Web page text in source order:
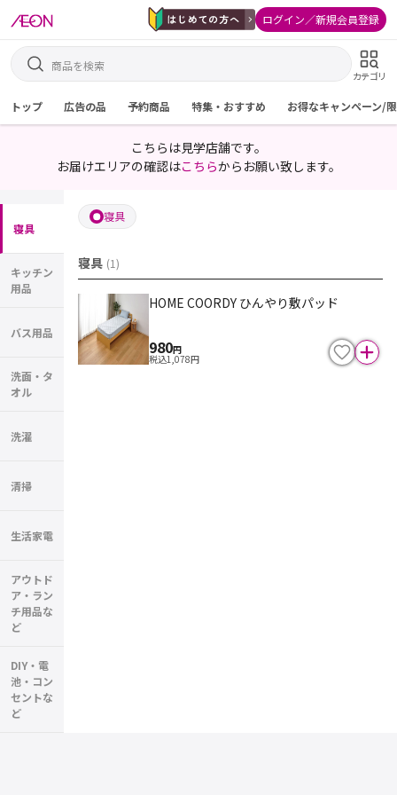
ログイン／新規会員登録
カテゴリ
トップ 広告の品 予約商品 特集・おすすめ お得なキャンペーン/
こちらは見学店舗です。
お届けエリアの確認はこちらからお願い致します。
寝具
キッチン
用品
バス用品
洗面・タ
オル
洗濯
清掃
生活家電
アウトド
ア・ラン
チ用品な
ど
DIY・電
池・コン
セントな
ど
寝具
寝具 (1)
HOME COORDY ひんやり敷パッド
980円
税込1,078円